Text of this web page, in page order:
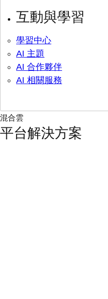
互動與學習
學習中心
AI 主題
AI 合作夥伴
AI 相關服務
混合雲
平台解決方案